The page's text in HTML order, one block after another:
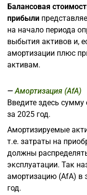
Балансовая
прибыли
на начало периода
выбытия активов и,
амортизации плюс
активам.
Амортизация (AfA)
Введите здесь сумму
за 2025 год.
Амортизируемые
т.е. затраты на
должны
эксплуатации. Так
амортизацию (AfA) в
год.